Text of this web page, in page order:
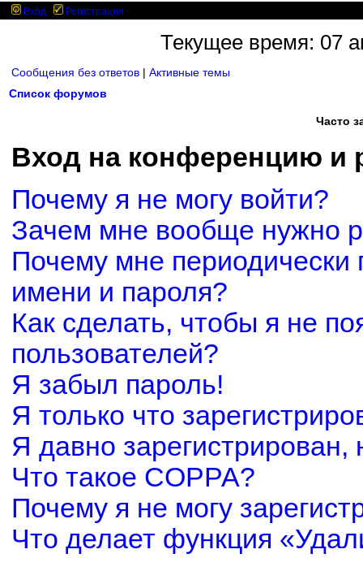
Вход Регистрация
Текущее время: 07
Сообщения без ответов | Активные темы
Список форумов
Часто
Вход на конференцию и
Почему я не могу войти?
Зачем мне вообще нужно
Почему мне периодически
имени и пароля?
Как сделать, чтобы я не
пользователей?
Я забыл пароль!
Я только что
Я давно
Что такое COPPA?
Почему я не могу
Что делает функция